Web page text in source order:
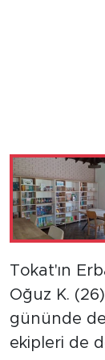
Tokat'ın
Oğuz K.
gününde de
ekipleri de